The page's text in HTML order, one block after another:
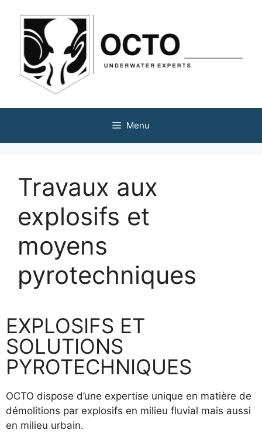
Menu
Travaux aux
explosifs et
moyens
pyrotechniques
EXPLOSIFS ET
SOLUTIONS
PYROTECHNIQUES
OCTO dispose d’une expertise unique en matière de
démolitions par explosifs en milieu fluvial mais aussi
en milieu urbain.